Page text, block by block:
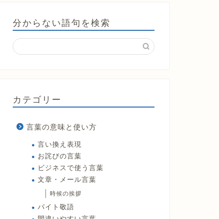
分からない語句を検索
カテゴリー
言葉の意味と使い方
言い換え表現
お詫びの言葉
ビジネスで使う言葉
文章・メール言葉
時候の挨拶
バイト敬語